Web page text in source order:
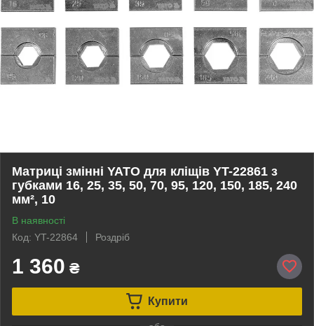
Матриці змінні YATO для кліщів YT-22861 з
губками 16, 25, 35, 50, 70, 95, 120, 150, 185, 240
мм², 10
В наявності
Код: YT-22864
Роздріб
1 360 ₴
Купити